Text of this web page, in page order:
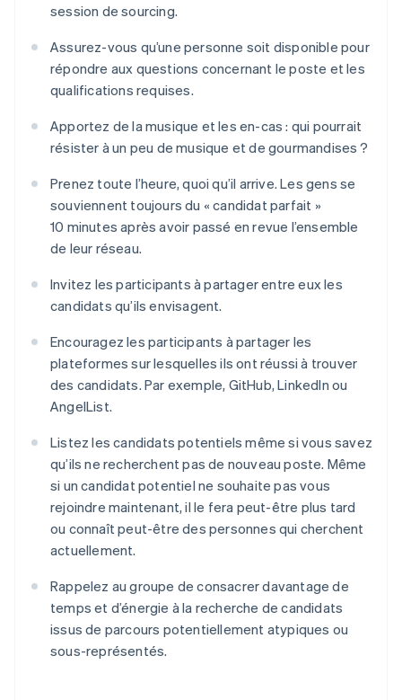
session de sourcing.
Assurez-vous qu’une personne soit disponible pour
répondre aux questions concernant le poste et les
qualifications requises.
Apportez de la musique et les en-cas : qui pourrait
résister à un peu de musique et de gourmandises ?
Prenez toute l’heure, quoi qu’il arrive. Les gens se
souviennent toujours du « candidat parfait »
10 minutes après avoir passé en revue l’ensemble
de leur réseau.
Invitez les participants à partager entre eux les
candidats qu’ils envisagent.
Encouragez les participants à partager les
plateformes sur lesquelles ils ont réussi à trouver
des candidats. Par exemple, GitHub, LinkedIn ou
AngelList.
Listez les candidats potentiels même si vous savez
qu’ils ne recherchent pas de nouveau poste. Même
si un candidat potentiel ne souhaite pas vous
rejoindre maintenant, il le fera peut-être plus tard
ou connaît peut-être des personnes qui cherchent
actuellement.
Rappelez au groupe de consacrer davantage de
temps et d’énergie à la recherche de candidats
issus de parcours potentiellement atypiques ou
sous-représentés.